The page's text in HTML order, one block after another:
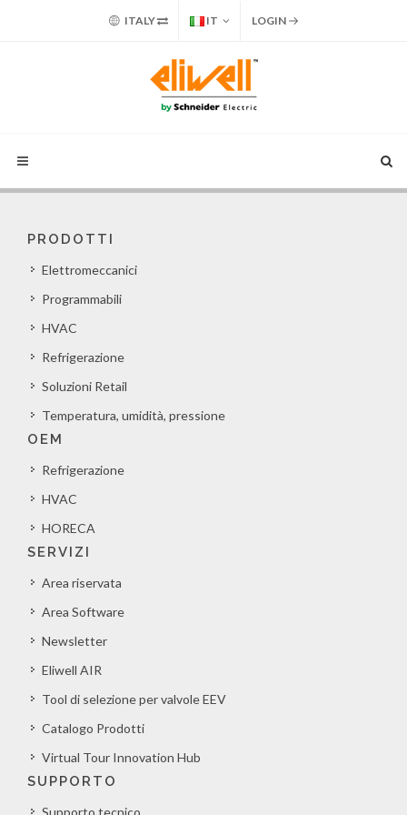
ITALY IT LOGIN
PRODOTTI
Elettromeccanici
Programmabili
HVAC
Refrigerazione
Soluzioni Retail
Temperatura, umidità, pressione
OEM
Refrigerazione
HVAC
HORECA
SERVIZI
Area riservata
Area Software
Newsletter
Eliwell AIR
Tool di selezione per valvole EEV
Catalogo Prodotti
Virtual Tour Innovation Hub
SUPPORTO
Supporto tecnico